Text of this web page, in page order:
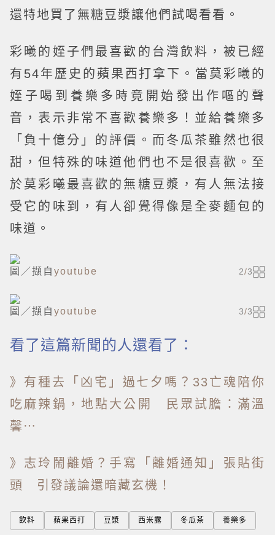
還特地買了無糖豆漿讓他們試喝看看。
彩曦的姪子們最喜歡的台灣飲料，被已經
有54年歷史的蘋果西打拿下。當莫彩曦的
姪子喝到養樂多時竟開始發出作嘔的聲
音，表示非常不喜歡養樂多！並給養樂多
「負十億分」的評價。而冬瓜茶雖然也很
甜，但特殊的味道他們也不是很喜歡。至
於莫彩曦最喜歡的無糖豆漿，有人無法接
受它的味到，有人卻覺得像是全麥麵包的
味道。
圖／擷自 youtube 2/3
圖／擷自 youtube 3/3
看了這篇新聞的人還看了：
》有種去「凶宅」過七夕嗎？33亡魂陪你
吃麻辣鍋，地點大公開 民眾試膽：滿溫
馨⋯
》志玲鬧離婚？手寫「離婚通知」張貼街
頭 引發議論還暗藏玄機！
飲料 蘋果西打 豆漿 西米露 冬瓜茶 養樂多